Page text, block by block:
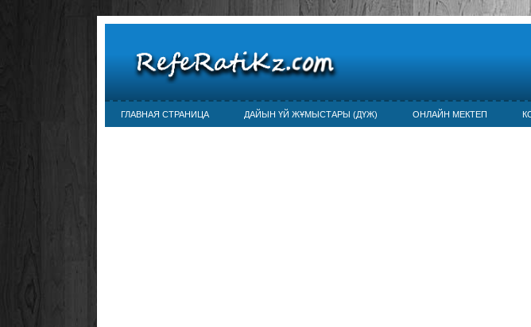
ГЛАВНАЯ СТРАНИЦА ДАЙЫН ҮЙ ЖҰМЫСТАРЫ (ДҮЖ) ОНЛАЙН МЕКТЕП